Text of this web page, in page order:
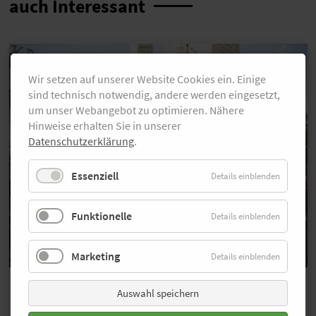
auch Interessant
Bildergalerie
Über 300 Fotos von der adidas
Wir setzen auf unserer Website Cookies ein. Einige
sind technisch notwendig, andere werden eingesetzt,
um unser Webangebot zu optimieren. Nähere
Hinweise erhalten Sie in unserer
Datenschutzerklärung.
Essenziell Details einblenden
Funktionelle Details einblenden
Marketing Details einblenden
Auswahl speichern